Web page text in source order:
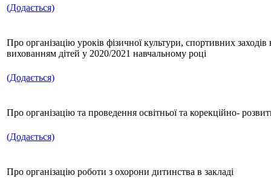
(Додається)
Про організацію уроків фізичної культури, спортивних
вихованням дітей у 2020/2021 навчальному році
(Додається)
Про організацію та проведення освітньої та корекційно-
(Додається)
Про організацію роботи з охорони дитинства в закладі